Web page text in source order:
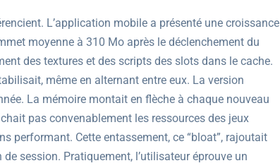
L’application mobile a présenté une croissance
moyenne à 310 Mo après le déclenchement du
des textures et des scripts des slots dans le cache.
même en alternant entre eux. La version
La mémoire montait en flèche à chaque nouveau
pas convenablement les ressources des jeux
performant. Cette entassement, ce “bloat”, rajoutait
session. Pratiquement, l’utilisateur éprouve un